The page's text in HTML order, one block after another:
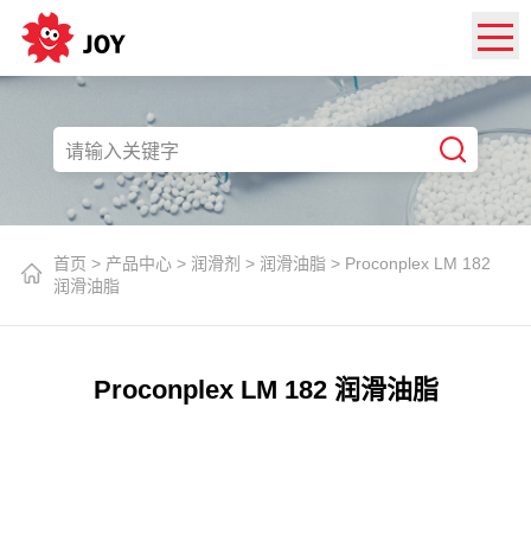
首页 > 产品中心> 润滑剂 > 润滑油脂> Proconplex LM 182
润滑油脂
Proconplex LM 182 润滑油脂